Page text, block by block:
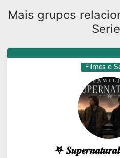
Mais grupos
Filmes e
𖤐